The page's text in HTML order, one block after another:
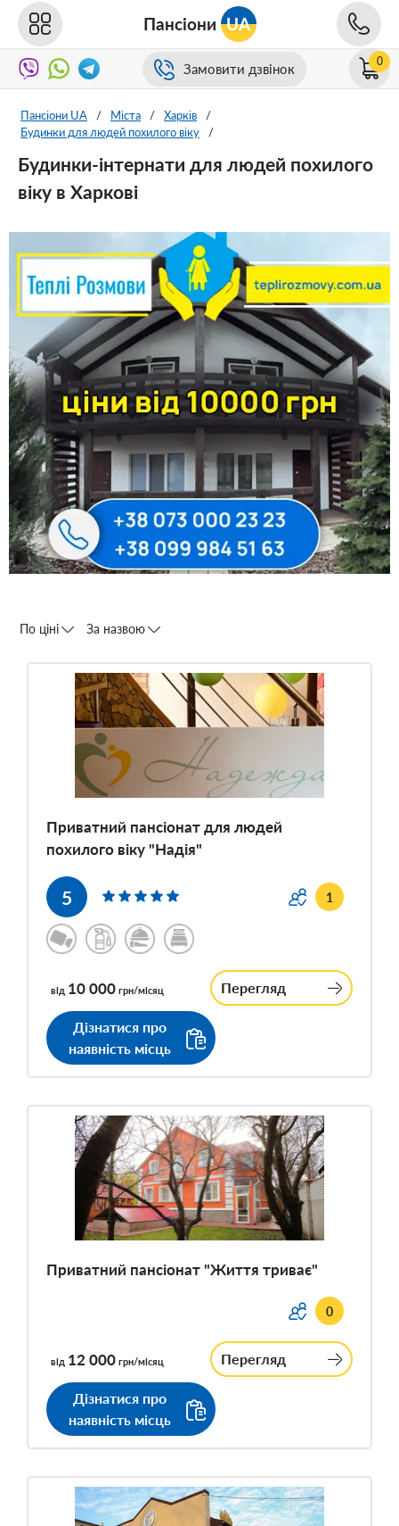
Пансіони UA
Замовити дзвінок 0
Пансіони UA / Міста / Харків
/
Будинки для людей похилого віку
/
Будинки-інтернати для людей похилого
віку в Харкові
По ціні За назвою
Приватний пансіонат для людей
похилого віку "Надія"
5 1
від 10 000 грн/місяц Перегляд
Дізнатися про
наявність місць
Приватний пансіонат "Життя триває"
0
від 12 000 грн/місяц Перегляд
Дізнатися про
наявність місць